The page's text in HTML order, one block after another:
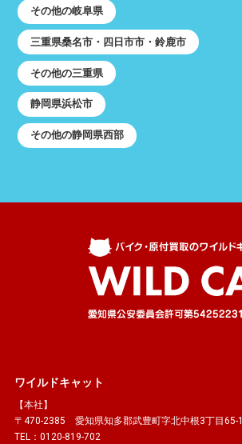
その他の岐阜県
三重県桑名市・四日市市・鈴鹿市
その他の三重県
静岡県浜松市
その他の静岡県西部
ワイルドキャット
【本社】
〒470-2385 愛知県知多郡武豊町字北中根3丁目65-1
TEL：0120-819-702